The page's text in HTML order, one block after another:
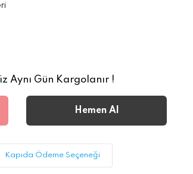
Gün Kargolanır !
Hemen Al
Kapıda Ödeme Seçeneği